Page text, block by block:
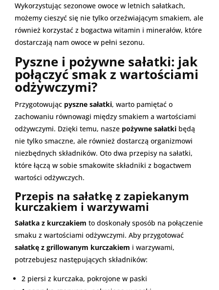
Wykorzystując sezonowe owoce w letnich sałatkach,
możemy cieszyć się nie tylko orzeźwiającym smakiem, ale
również korzystać z bogactwa witamin i minerałów, które
dostarczają nam owoce w pełni sezonu.
Pyszne i pożywne sałatki: jak
połączyć smak z wartościami
odżywczymi?
Przygotowując pyszne sałatki, warto pamiętać o
zachowaniu równowagi między smakiem a wartościami
odżywczymi. Dzięki temu, nasze pożywne sałatki będą
nie tylko smaczne, ale również dostarczą organizmowi
niezbędnych składników. Oto dwa przepisy na sałatki,
które łączą w sobie smakowite składniki z bogactwem
wartości odżywczych.
Przepis na sałatkę z zapiekanym
kurczakiem i warzywami
Sałatka z kurczakiem to doskonały sposób na połączenie
smaku z wartościami odżywczymi. Aby przygotować
sałatkę z grillowanym kurczakiem i warzywami,
potrzebujesz następujących składników:
2 piersi z kurczaka, pokrojone w paski